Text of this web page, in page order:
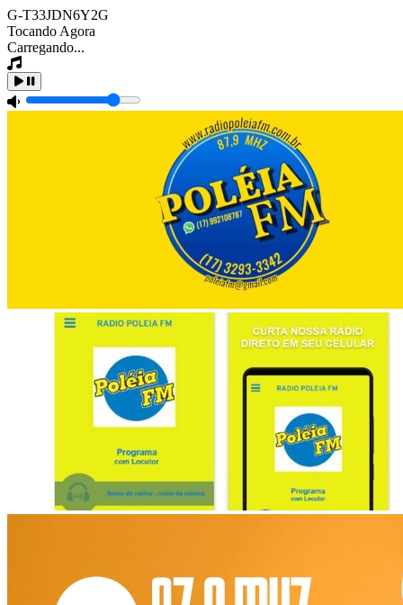
G-T33JDN6Y2G
Tocando Agora
Carregando...